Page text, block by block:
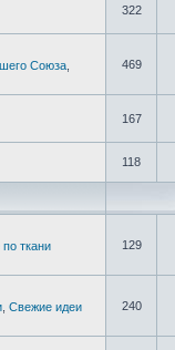
322
Союза 469
167
118
ткани
129
Свежие идеи
240